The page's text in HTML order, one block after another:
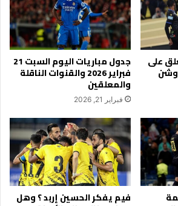
على جدول مباريات اليوم السبت 21
فبراير 2026 والقنوات الناقلة
والمعلقين
فبراير 21, 2026
فيم يفكر الحسين إربد ؟ وهل